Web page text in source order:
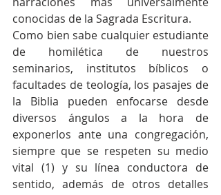
conocidas de la Sagrada Escritura.
Como bien sabe cualquier estudiante
de homilética de nuestros
seminarios, institutos bíblicos o
facultades de teología, los pasajes de
la Biblia pueden enfocarse desde
diversos ángulos a la hora de
exponerlos ante una congregación,
siempre que se respeten su medio
vital (1) y su línea conductora de
sentido, además de otros detalles